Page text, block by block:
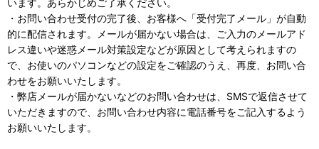
います。あらかじめご了承ください。
・お問い合わせ受付の完了後、お客様へ「受付完了メール」が自動
的に配信されます。メールが届かない場合は、ご入力のメールアド
レス違いや迷惑メール対策設定などが原因として考えられますの
で、お使いのパソコンなどの設定をご確認のうえ、再度、お問い合
わせをお願いいたします。
・弊店メールが届かないなどのお問い合わせは、SMSで返信させて
いただきますので、お問い合わせ内容に電話番号をご記入するよう
お願いいたします。